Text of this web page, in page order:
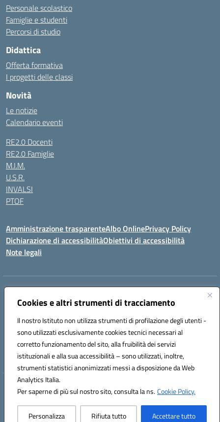
Cookies e altri strumenti di tracciamento
Il nostro Istituto non utilizza strumenti di profilazione degli utenti -
sono utilizzati esclusivamente cookies tecnici necessari al
corretto funzionamento del sito, alla fruibilità dei servizi
istituzionali e alla sua accessibilità – sono utilizzati, inoltre,
strumenti statistici anonimizzati messi a disposizione da Web
Analytics Italia.
Per saperne di più sul nostro sito, consulta la ns.Cookie Policy.
Personalizza Rifiuta tutto Accettare tutto
Personale scolastico
Famiglie e studenti
Percorsi di studio
Didattica
Offerta formativa
I progetti delle classi
Novità
Le notizie
Calendario eventi
RE2.0 Docenti
RE2.0 Famiglie
M.I.M.
U.S.R.
INVALSI
PTOF
Amministrazione trasparenteAlbo OnlinePrivacy Policy
Dichiarazione di accessibilitàObiettivi di accessibilità
Note legali
Indirizzo:
Centralino:09231872080 Email:tpic80900q@istruzione.it
Codice fiscale: 80006340816
Codice meccanografico:
TPIC80900Q
Codice unico di fatturazione (CUF): UF4ZXT
Hosting & Powered by 3D Solution S.r.l.
Concept & Design by Designers Italia